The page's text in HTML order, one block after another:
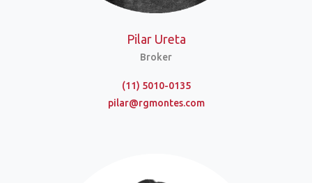
Pilar Ureta
Broker
(11) 5010-0135
pilar@rgmontes.com